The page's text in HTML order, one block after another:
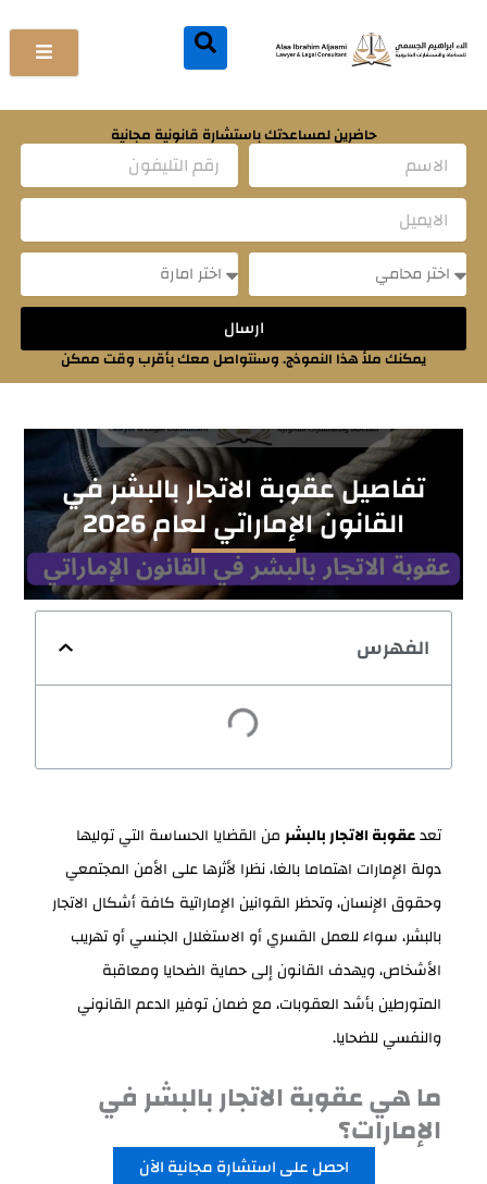
إلى
المحتوى
حاضرين لمساعدتك باستشارة قانونية مجانية
ارسال
يمكنك ملأ هذا النموذج. وسنتواصل معك بأقرب وقت ممكن
تفاصيل عقوبة الاتجار بالبشر في
القانون الإماراتي لعام 2026
الفهرس
تعدعقوبة الاتجار بالبشرمن القضايا الحساسة التي توليها
دولة الإمارات اهتماما بالغا، نظرا لأثرها على الأمن المجتمعي
وحقوق الإنسان، وتحظر القوانين الإماراتية كافة أشكال الاتجار
بالبشر، سواء للعمل القسري أو الاستغلال الجنسي أو تهريب
الأشخاص، ويهدف القانون إلى حماية الضحايا ومعاقبة
المتورطين بأشد العقوبات، مع ضمان توفير الدعم القانوني
والنفسي للضحايا.
ما هي عقوبة الاتجار بالبشر في
الإمارات؟
احصل على استشارة مجانية الآن